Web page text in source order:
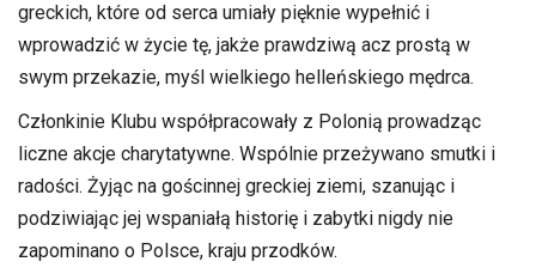
greckich, które od serca umiały pięknie wypełnić i
wprowadzić w życie tę, jakże prawdziwą acz prostą w
swym przekazie, myśl wielkiego helleńskiego mędrca.
Członkinie Klubu współpracowały z Polonią prowadząc
liczne akcje charytatywne. Wspólnie przeżywano smutki i
radości. Żyjąc na gościnnej greckiej ziemi, szanując i
podziwiając jej wspaniałą historię i zabytki nigdy nie
zapominano o Polsce, kraju przodków.